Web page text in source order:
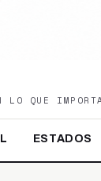
LO QUE
ESTADOS